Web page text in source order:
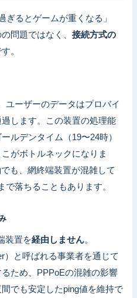
ぎるとゲームが重くなる」
問題ではなく、接続方式の
。
ユーザーのデータはプロバイ
過します。この装置の処理能
ルデンタイム（19〜24時）
がボトルネックになりま
も、網終端装置が混雑して
落ちることもあります。
装置を経由しません。
）と呼ばれる事業者を通じて
ため、PPPoEの混雑の影響
でも安定したping値を維持で